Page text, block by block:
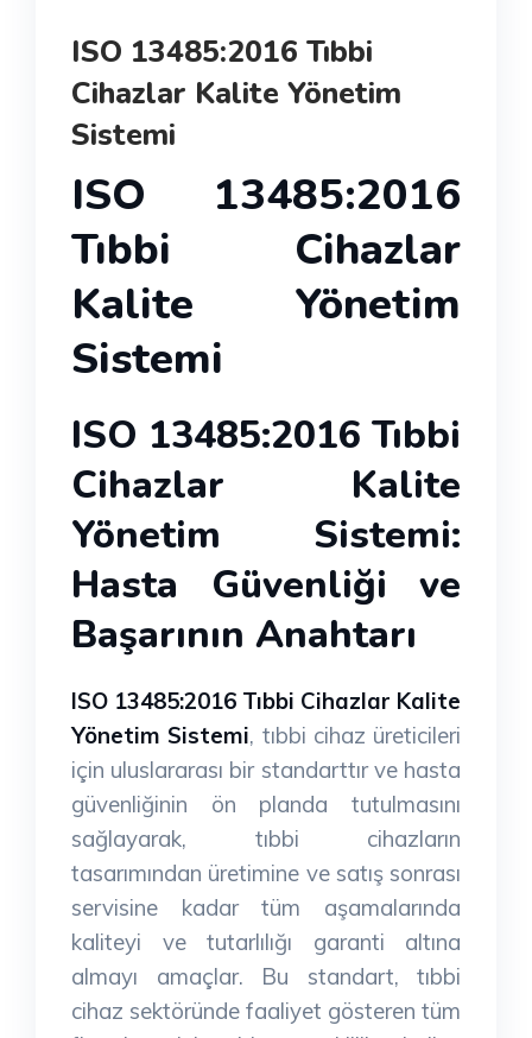
ISO 13485:2016 Tıbbi
Cihazlar Kalite Yönetim
Sistemi
ISO 13485:2016
Tıbbi Cihazlar
Kalite Yönetim
Sistemi
ISO 13485:2016 Tıbbi
Cihazlar Kalite
Yönetim Sistemi:
Hasta Güvenliği ve
Başarının Anahtarı
ISO 13485:2016 Tıbbi Cihazlar Kalite
Yönetim Sistemi, tıbbi cihaz üreticileri
için uluslararası bir standarttır ve hasta
güvenliğinin ön planda tutulmasını
sağlayarak, tıbbi cihazların
tasarımından üretimine ve satış sonrası
servisine kadar tüm aşamalarında
kaliteyi ve tutarlılığı garanti altına
almayı amaçlar. Bu standart, tıbbi
cihaz sektöründe faaliyet gösteren tüm